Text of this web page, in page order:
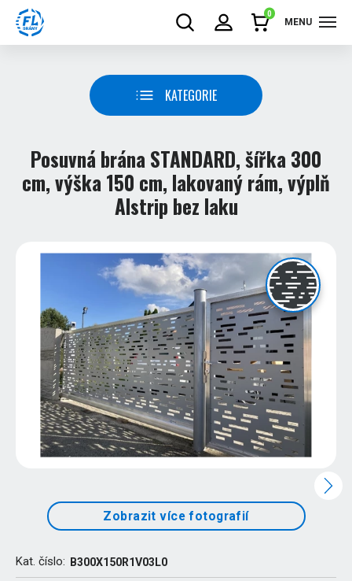
0
MENU
KATEGORIE
Posuvná brána STANDARD, šířka 300
cm, výška 150 cm, lakovaný rám, výplň
Alstrip bez laku
Zobrazit více fotografií
Kat. číslo: B300X150R1V03L0